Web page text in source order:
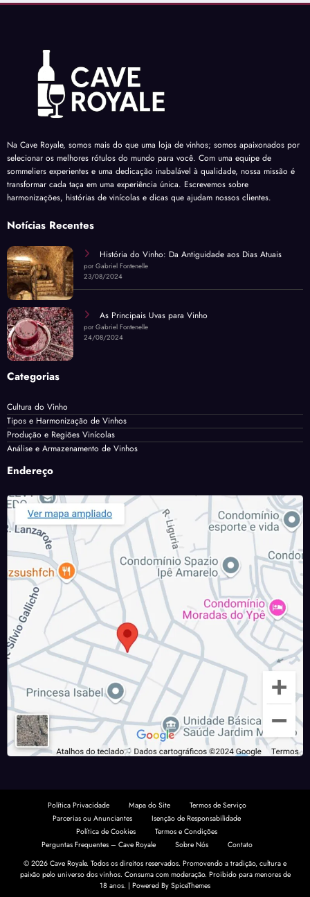
Na Cave Royale, somos mais do que uma loja de vinhos; somos apaixonados por
selecionar os melhores rótulos do mundo para você. Com uma equipe de
sommeliers experientes e uma dedicação inabalável à qualidade, nossa missão é
transformar cada taça em uma experiência única. Escrevemos sobre
harmonizações, histórias de vinícolas e dicas que ajudam nossos clientes.
Notícias Recentes
História do Vinho: Da Antiguidade aos Dias Atuais
por Gabriel Fontenelle
23/08/2024
As Principais Uvas para Vinho
por Gabriel Fontenelle
24/08/2024
Categorias
Cultura do Vinho
Tipos e Harmonização de Vinhos
Produção e Regiões Vinícolas
Análise e Armazenamento de Vinhos
Endereço
Política Privacidade Mapa do Site
Termos de Serviço
Parcerias ou Anunciantes
Isenção de Responsabilidade
Política de Cookies
Termos e Condições
Perguntas Frequentes – Cave Royale
Sobre Nós
Contato
© 2026 Cave Royale. Todos os direitos reservados. Promovendo a tradição, cultura e
paixão pelo universo dos vinhos. Consuma com moderação. Proibido para menores de
18 anos. | Powered By SpiceThemes